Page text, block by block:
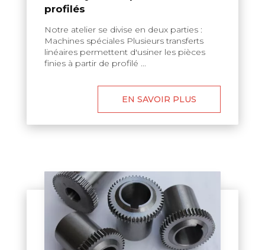
profilés
Notre atelier se divise en deux parties :
Machines spéciales Plusieurs transferts
linéaires permettent d'usiner les pièces
finies à partir de profilé ...
EN SAVOIR PLUS